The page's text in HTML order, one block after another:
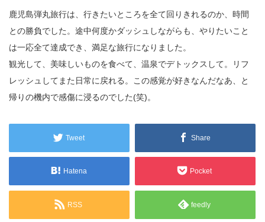
鹿児島弾丸旅行は、行きたいところを全て回りきれるのか、時間
との勝負でした。途中何度かダッシュしながらも、やりたいこと
は一応全て達成でき、満足な旅行になりました。
観光して、美味しいものを食べて、温泉でデトックスして。リフ
レッシュしてまた日常に戻れる。この感覚が好きなんだなあ、と
帰りの機内で感傷に浸るのでした(笑)。
Tweet Share
Hatena Pocket
RSS feedly